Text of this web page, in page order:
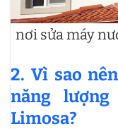
nơi sửa máy
2. Vì sao
năng
Limosa?